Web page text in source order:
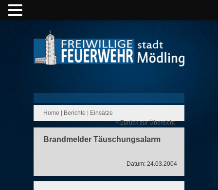
Home Berichte
Einsätze
< Zurück zur Übersicht
Brandmelder Täuschungsalarm
Datum: 24.03.2004